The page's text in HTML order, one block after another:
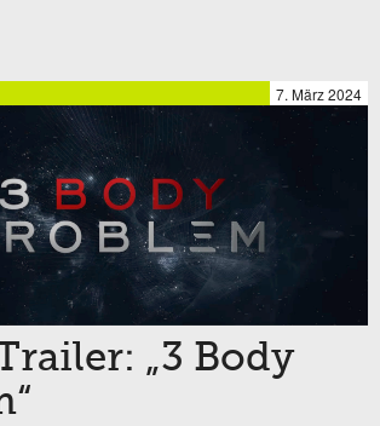
7. März 2024
„3 Body